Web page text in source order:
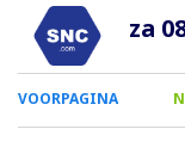
za
0
Smartphone
VOORPAGINA